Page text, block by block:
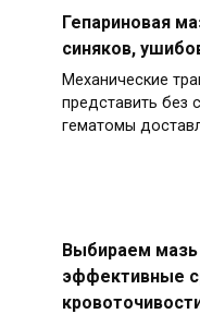
Гепариновая
синяков,
Механические
представить без
гематомы
Выбираем
эффективные